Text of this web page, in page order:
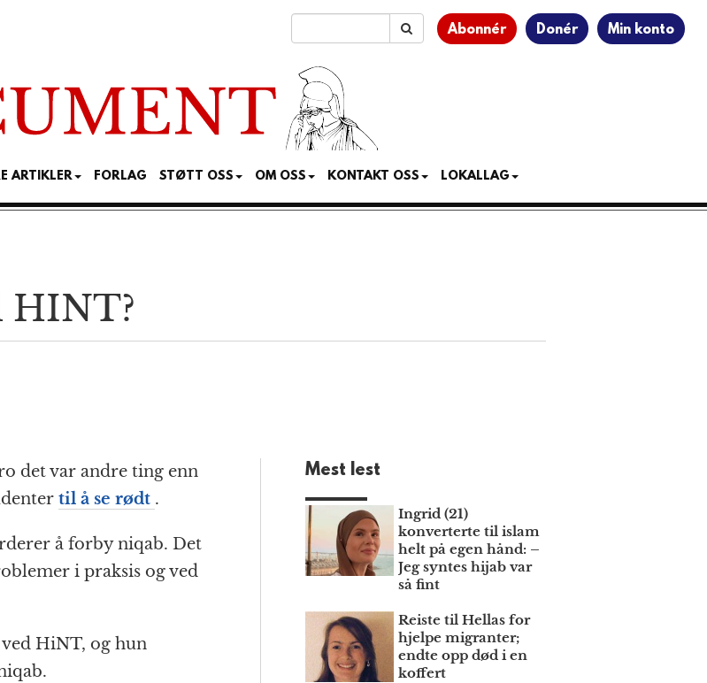
Abonnér Donér Min konto
ARTIKLER FORLAG STØTT OSS OM OSS KONTAKT OSS LOKALLAG
HINT?
det var andre ting enn
til å se rødt .
å forby niqab. Det
i praksis og ved
ved HiNT, og hun
Mest lest
Ingrid (21)
konverterte til islam
helt på egen hånd: –
Jeg syntes hijab var
så fint
Reiste til Hellas for
hjelpe migranter;
endte opp død i en
koffert